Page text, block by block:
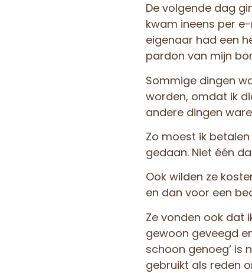
De volgende dag
kwam ineens per
eigenaar had een
pardon van mijn
Sommige dingen
worden, omdat ik
andere dingen
Zo moest ik
gedaan. Niet één
Ook wilden ze
en dan voor een
Ze vonden ook dat
gewoon geveegd
schoon genoeg’ is
gebruikt als reden